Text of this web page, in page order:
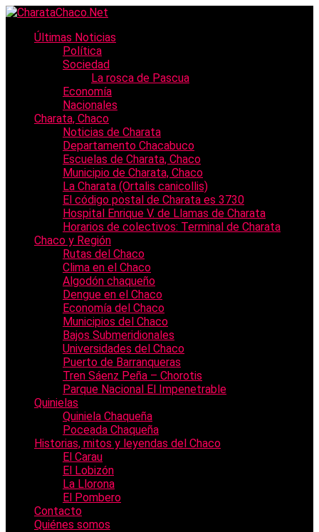
Últimas Noticias
Política
Sociedad
La rosca de Pascua
Economía
Nacionales
Charata, Chaco
Noticias de Charata
Departamento Chacabuco
Escuelas de Charata, Chaco
Municipio de Charata, Chaco
La Charata (Ortalis canicollis)
El código postal de Charata es 3730
Hospital Enrique V. de Llamas de Charata
Horarios de colectivos: Terminal de Charata
Chaco y Región
Rutas del Chaco
Clima en el Chaco
Algodón chaqueño
Dengue en el Chaco
Economía del Chaco
Municipios del Chaco
Bajos Submeridionales
Universidades del Chaco
Puerto de Barranqueras
Tren Sáenz Peña – Chorotis
Parque Nacional El Impenetrable
Quinielas
Quiniela Chaqueña
Poceada Chaqueña
Historias, mitos y leyendas del Chaco
El Carau
El Lobizón
La Llorona
El Pombero
Contacto
Quiénes somos